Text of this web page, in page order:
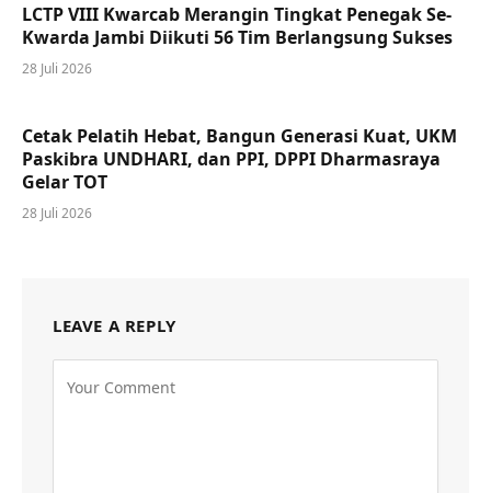
LCTP VIII Kwarcab Merangin Tingkat Penegak Se-
Kwarda Jambi Diikuti 56 Tim Berlangsung Sukses
28 Juli 2026
Cetak Pelatih Hebat, Bangun Generasi Kuat, UKM
Paskibra UNDHARI, dan PPI, DPPI Dharmasraya
Gelar TOT
28 Juli 2026
LEAVE A REPLY